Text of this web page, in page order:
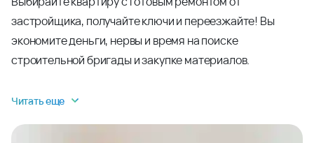
застройщика, получайте ключи и переезжайте! Вы
экономите деньги, нервы и время на поиске
строительной бригады и закупке материалов.
Читать еще